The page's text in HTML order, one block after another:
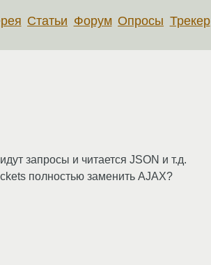
Статьи Форум Опросы Трекер
запросы и читается JSON и т.д.
полностью заменить AJAX?